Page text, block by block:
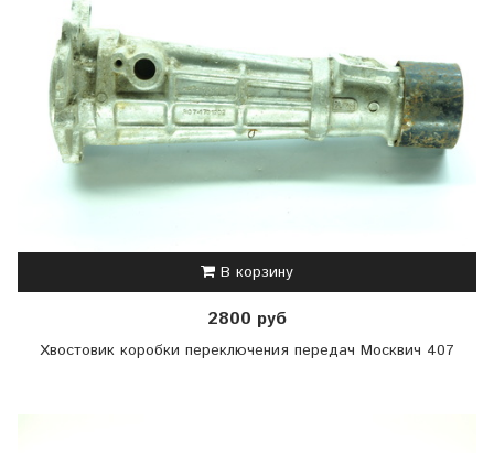
В корзину
2800 руб
Хвостовик коробки переключения передач Москвич 407